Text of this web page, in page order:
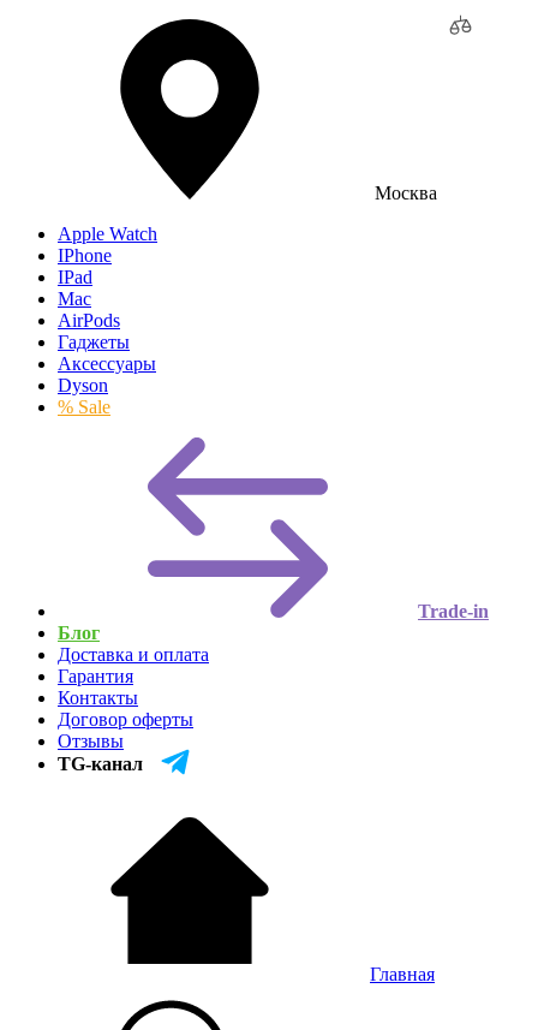
Москва
Apple Watch
IPhone
IPad
Mac
AirPods
Гаджеты
Аксессуары
Dyson
% Sale
Trade-in
Блог
Доставка и оплата
Гарантия
Контакты
Договор оферты
Отзывы
TG-канал
Главная